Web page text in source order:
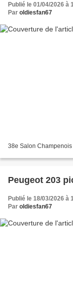
Publié le 01/04/2026 à
Par oldiesfan67
38e Salon
Peugeot 203
Publié le 18/03/2026 à
Par oldiesfan67